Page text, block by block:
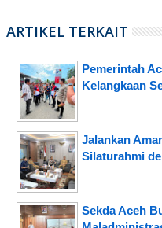
ARTIKEL TERKAIT
Pemerintah
Kelangkaan
Jalankan
Silaturahmi
Sekda Aceh